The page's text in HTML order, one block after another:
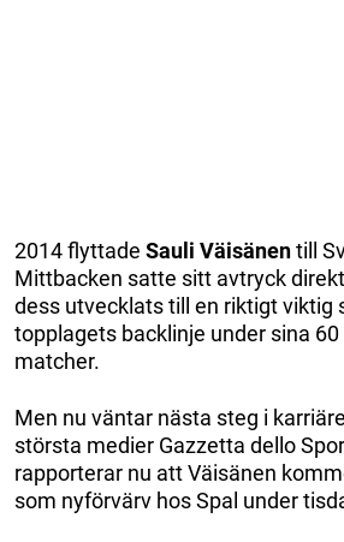
2014 flyttade Sauli Väisänentill
Mittbacken satte sitt avtryck
dess utvecklats till en riktigt viktig
topplagets backlinje under sina
matcher.
Men nu väntar nästa steg i
största medier Gazzetta dello
rapporterar nu att Väisänen
som nyförvärv hos Spal under